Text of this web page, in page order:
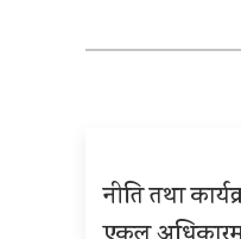
नीति तथा